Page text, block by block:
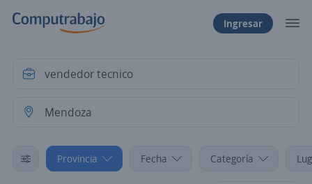
Ingresar
Provincia Fecha Categoría